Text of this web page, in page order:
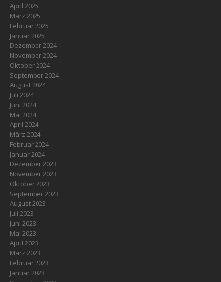
April 2025
März 2025
Februar 2025
Januar 2025
Dezember 2024
November 2024
Oktober 2024
September 2024
August 2024
Juli 2024
Juni 2024
Mai 2024
April 2024
März 2024
Februar 2024
Januar 2024
Dezember 2023
November 2023
Oktober 2023
September 2023
August 2023
Juli 2023
Juni 2023
Mai 2023
April 2023
März 2023
Februar 2023
Januar 2023